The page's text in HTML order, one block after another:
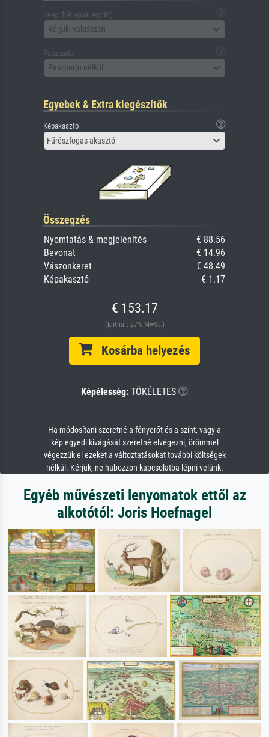
Üveg (hátlappal együtt)
Kérjük, válasszon
Paszpartu
Paszpartu nélkül
Egyebek & Extra kiegészítők
Képakasztó
Fűrészfogas akasztó
Összegzés
Nyomtatás & megjelenítés
€ 88.56
Bevonat
€ 14.96
Vászonkeret
€ 48.49
Képakasztó
€ 1.17
€ 153.17
(Enthält 27% MwSt.)
Kosárba helyezés
Képélesség: TÖKÉLETES
Ha módosítani szeretné a fényerőt és a színt, vagy a
kép egyedi kivágását szeretné elvégezni, örömmel
végezzük el ezeket a változtatásokat további költségek
nélkül. Kérjük, ne habozzon kapcsolatba lépni velünk.
Egyéb művészeti lenyomatok ettől az
alkotótól: Joris Hoefnagel